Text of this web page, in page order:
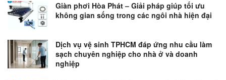
Giàn phơi Hòa Phát – Giải pháp giúp tối ưu
không gian sống trong các ngôi nhà hiện đại
Dịch vụ vệ sinh TPHCM đáp ứng nhu cầu làm
sạch chuyên nghiệp cho nhà ở và doanh
nghiệp